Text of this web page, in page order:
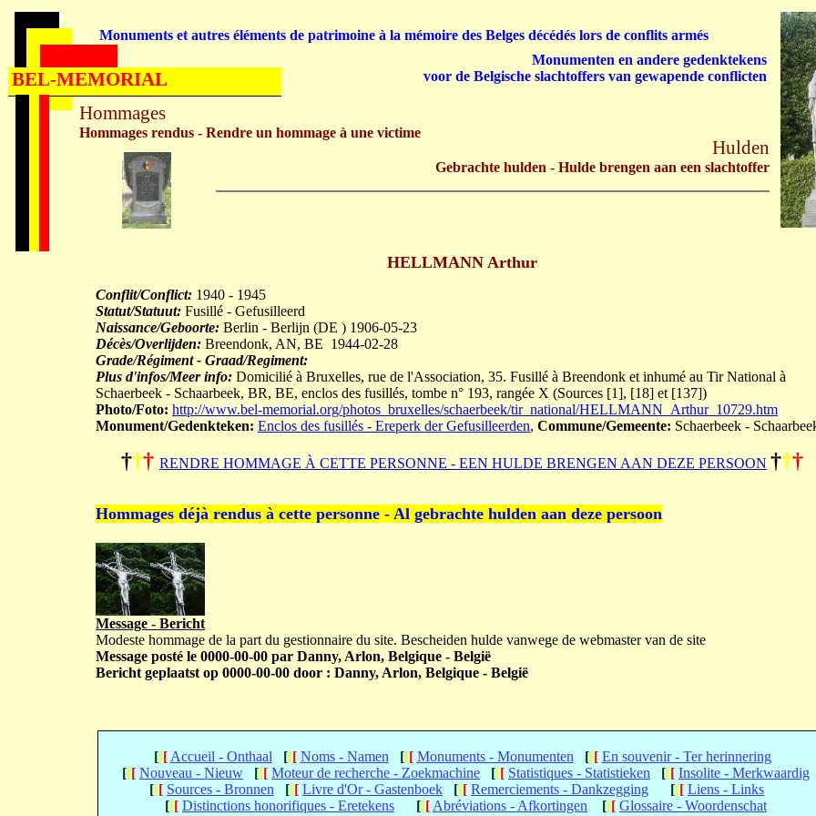
HELLMANN Arthur
Conflit/Conflict: 1940 - 1945
Statut/Statuut: Fusillé - Gefusilleerd
Naissance/Geboorte: Berlin - Berlijn (DE ) 1906-05-23
Décès/Overlijden: Breendonk, AN, BE 1944-02-28
Grade/Régiment - Graad/Regiment:
Plus d'infos/Meer info: Domicilié à Bruxelles, rue de l'Association, 35. Fusillé à Breendonk et inhumé au Tir National à
Schaerbeek - Schaarbeek, BR, BE, enclos des fusillés, tombe n° 193, rangée X (Sources [1], [18] et [137])
Photo/Foto: http://www.bel-memorial.org/photos_bruxelles/schaerbeek/tir_national/HELLMANN_Arthur_10729.htm
Monument/Gedenkteken: Enclos des fusillés - Ereperk der Gefusilleerden, Commune/Gemeente: Schaerbeek -
††† RENDRE HOMMAGE À CETTE PERSONNE - EEN HULDE BRENGEN AAN DEZE PERSOON †††
Hommages déjà rendus à cette personne - Al gebrachte hulden aan deze persoon
Message - Bericht
Modeste hommage de la part du gestionnaire du site. Bescheiden hulde vanwege de webmaster van de site
Message posté le 0000-00-00 par Danny, Arlon, Belgique - België
Bericht geplaatst op 0000-00-00 door : Danny, Arlon, Belgique - België
[[[ Accueil - Onthaal [[[ Noms - Namen [[[ Monuments - Monumenten [[[ En souvenir - Ter herinnering
[[[ Nouveau - Nieuw [[[ Moteur de recherche - Zoekmachine [[[ Statistiques - Statistieken [[[ Insolite - Merkwaardig
[[[ Sources - Bronnen [[[ Livre d'Or - Gastenboek [[[ Remerciements - Dankzegging [[[ Liens - Links
[[[ Distinctions honorifiques - Eretekens [[[ Abréviations - Afkortingen [[[ Glossaire - Woordenschat
Hommages
Hommages rendus - Rendre un hommage à une victime
Hulden
Gebrachte hulden - Hulde brengen aan een slachtoffer
Monuments et autres éléments de patrimoine à la mémoire des Belges décédés lors de conflits armés
Monumenten en andere gedenktekens
voor de Belgische slachtoffers van gewapende conflicten
BEL-MEMORIAL